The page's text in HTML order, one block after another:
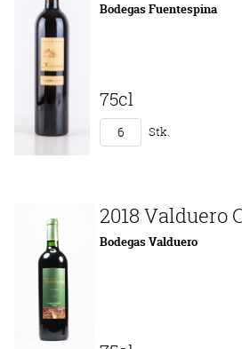
Bodegas Fuentespina
75cl
Stk.
2018 Valduero
Bodegas Valduero